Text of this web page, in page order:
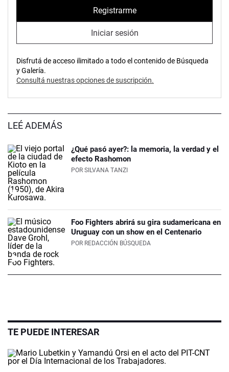
Registrarme
Iniciar sesión
Disfrutá de acceso ilimitado a todo el contenido de Búsqueda
y Galería.
Consultá nuestras opciones de suscripción.
LEÉ ADEMÁS
¿Qué pasó ayer?: la memoria, la verdad y el
efecto Rashomon
POR SILVANA TANZI
Foo Fighters abrirá su gira sudamericana en
Uruguay con un show en el Centenario
POR REDACCIÓN BÚSQUEDA
TE PUEDE INTERESAR